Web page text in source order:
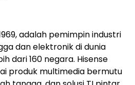
adalah pemimpin industri
dan elektronik di dunia
dari 160 negara. Hisense
produk multimedia bermutu